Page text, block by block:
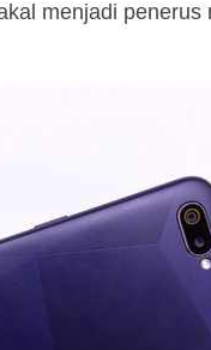
menjadi penerus